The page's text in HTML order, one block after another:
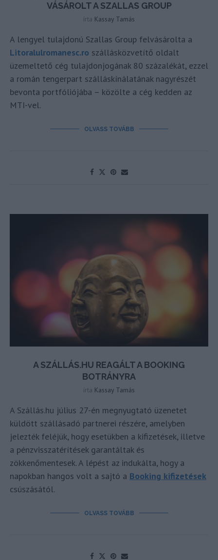
VÁSÁROLT A SZALLAS GROUP
írta Kassay Tamás
A lengyel tulajdonú Szallas Group felvásárolta a
Litoralulromanesc.ro szállásközvetítő oldalt
üzemeltető cég tulajdonjogának 80 százalékát, ezzel
a román tengerpart szálláskínálatának nagyrészét
bevonta portfóliójába – közölte a cég kedden az
MTI-vel.
OLVASS TOVÁBB
A SZÁLLÁS.HU REAGÁLT A BOOKING
BOTRÁNYRA
írta Kassay Tamás
A Szállás.hu július 27-én megnyugtató üzenetet
küldött szállásadó partnerei részére, amelyben
jelezték feléjük, hogy esetükben a kifizetések, illetve
a pénzvisszatérítések garantáltak és
zökkenőmentesek. A lépést az indukálta, hogy a
napokban hangos volt a sajtó a Booking kifizetések
csúszásától.
OLVASS TOVÁBB